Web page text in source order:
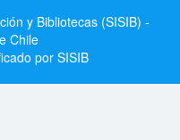
y Bibliotecas (SISIB) -
Chile
por SISIB